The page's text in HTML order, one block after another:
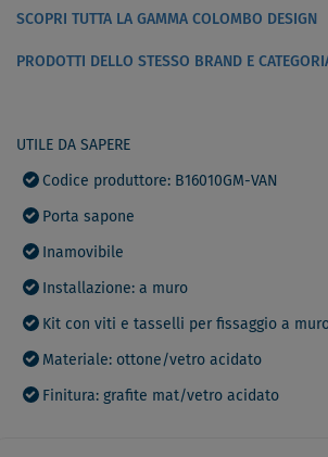
SCOPRI TUTTA LA GAMMA COLOMBO DESIGN
PRODOTTI DELLO STESSO BRAND E
UTILE DA SAPERE
Codice produttore: B16010GM-VAN
Porta sapone
Inamovibile
Installazione: a muro
Kit con viti e tasselli per fissaggio a
Materiale: ottone/vetro acidato
Finitura: grafite mat/vetro acidato